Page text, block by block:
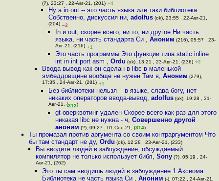
(?), 23:27 , 22-Авг-21, (201) +4
Ну а in out -- это часть языка или таки библиотека
Собственно, дискуссия ни,adolfus (ok), 23:55 , 22-Авг-21,
(204) –2
In и out, скорее всего, ни то, ни другое Ни часть
языка, ни часть стандарта Си , Аноним (216), 05:57 , 23-
Авг-21, (216) +1
Это часть программы Это функции типа static inline
int in int port asm , Ordu (ok), 13:21 , 23-Авг-21, (236) +2
Ввода-вывод как он сделан в libc в маленькой
эмбеддовщине вообще не нужен Там в, Аноним (279),
17:35 , 24-Авг-21, (281) +1
Без библиотеки нельзя -- в языке, слава богу, нет
никаких операторов ввода-вывод,adolfus (ok), 19:28 , 31-
Авг-21, (312)
gt оверквотинг удален Скорее всего как-раз для этого
никакая libc не нужна - ч, Совершенно другой
аноним (?), 09:27 , 01-Сен-21, (314)
Ты промазал против аргумента со своим контраргументом Что
бы там стандарт не ду,Ordu (ok), 12:28 , 23-Авг-21, (233)
Вы вводите людей в заблуждение, обсуждаемый
компилятор не только использует библ, Sony(?), 05:19 , 24-
Авг-21, (262)
Это ты сам вводишь людей в заблуждение 1 Аксиома
Библиотека не часть языка Си , Аноним (-), 07:22 , 24-Авг-21,